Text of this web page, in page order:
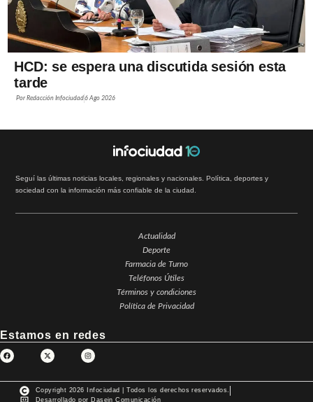
HCD: se espera una discutida sesión esta
tarde
PorRedacción Infociudad6 Ago 2026
Seguí las últimas noticias locales, regionales y nacionales. Política, deportes y
sociedad con la información más confiable de la ciudad.
Actualidad
Deporte
Farmacia de Turno
Teléfonos Útiles
Términos y condiciones
Política de Privacidad
Estamos en redes
Copyright 2026 Infociudad | Todos los derechos reservados.
Desarrollado por Dasein Comunicación